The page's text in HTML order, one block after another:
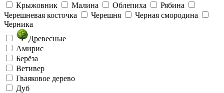
Крыжовник
Малина Облепиха
Рябина
Черешневая косточка
Черешня
Черная смородина
Черника
Древесные
Амирис
Берёза
Ветивер
Гваяковое дерево
Дуб